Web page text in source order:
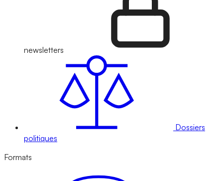
newsletters
Dossiers
politiques
Formats